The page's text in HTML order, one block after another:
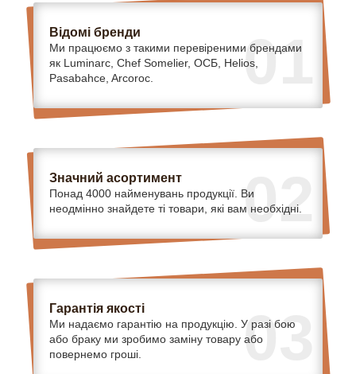
01
Відомі бренди
Ми працюємо з такими перевіреними брендами
як Luminarc, Chef Somelier, ОСБ, Helios,
Pasabahce, Arcoroc.
02
Значний асортимент
Понад 4000 найменувань продукції. Ви
неодмінно знайдете ті товари, які вам необхідні.
03
Гарантія якості
Ми надаємо гарантію на продукцію. У разі бою
або браку ми зробимо заміну товару або
повернемо гроші.